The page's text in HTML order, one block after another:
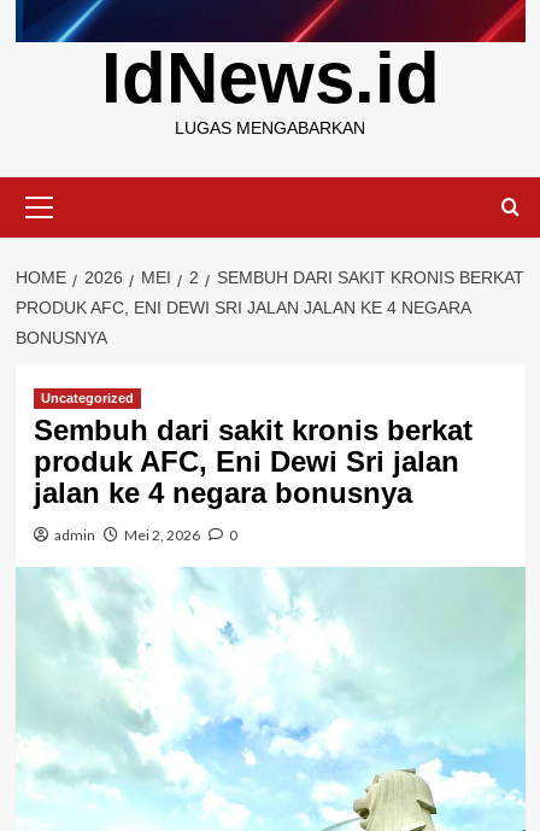
IdNews.id
LUGAS MENGABARKAN
Menu
HOME 2026 MEI 2
SEMBUH DARI SAKIT KRONIS BERKAT
PRODUK AFC, ENI DEWI SRI JALAN JALAN KE 4 NEGARA
BONUSNYA
Uncategorized
Sembuh dari sakit kronis berkat
produk AFC, Eni Dewi Sri jalan
jalan ke 4 negara bonusnya
admin Mei 2, 2026 0